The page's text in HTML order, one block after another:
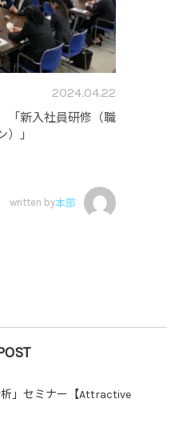
2024.04.22
「新入社員研修（職
」
written by本部
析」セミナー【Attractive